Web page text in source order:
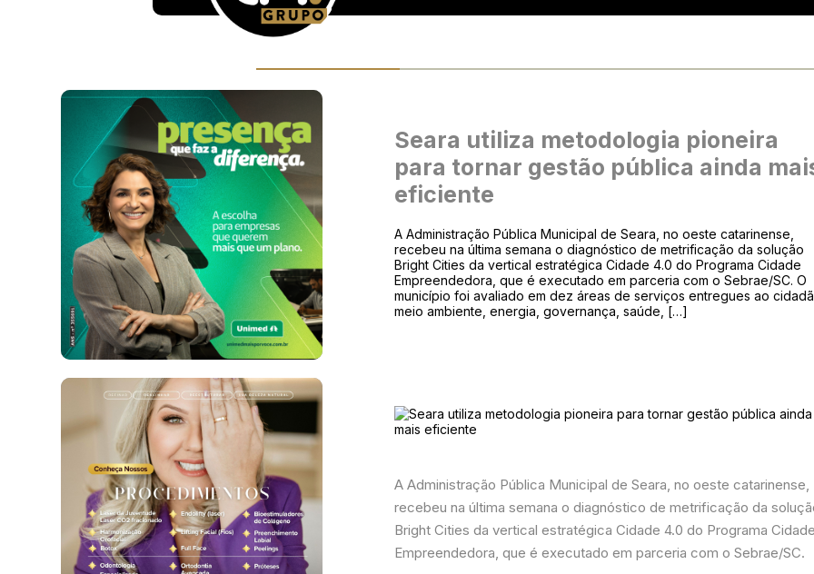
Seara utiliza metodologia pioneira
para tornar gestão pública ainda
eficiente
A Administração Pública Municipal de Seara, no oeste catarinense,
recebeu na última semana o diagnóstico de metrificação da solução
Bright Cities da vertical estratégica Cidade 4.0 do Programa Cidade
Empreendedora, que é executado em parceria com o Sebrae/SC. O
município foi avaliado em dez áreas de serviços entregues ao
meio ambiente, energia, governança, saúde, […]
A Administração Pública Municipal de Seara, no oeste catarinense,
recebeu na última semana o diagnóstico de metrificação da
Bright Cities da vertical estratégica Cidade 4.0 do Programa
Empreendedora, que é executado em parceria com o Sebrae/SC.